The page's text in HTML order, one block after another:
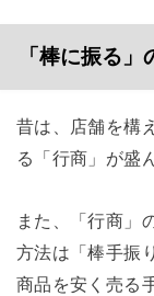
「棒に振る」
昔は、店舗を構
る「行商」が盛
また、「行商」
方法は「棒手振
商品を安く売る